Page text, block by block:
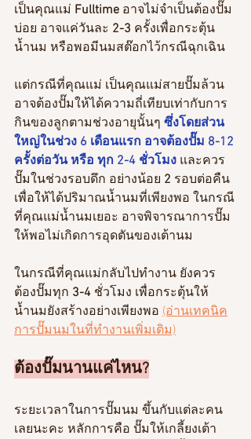
เป็นคุณแม่ Fulltime อาจไม่จำเป็นต้องปั๊ม
บ่อย อาจแค่วันละ 2-3 ครั้งเพื่อกระตุ้น
น้ำนม หรือพอมีนมสต๊อกไว้กรณีฉุกเฉิน
แต่กรณีที่คุณแม่ เป็นคุณแม่สายปั๊มล้วน
อาจต้องปั๊มให้ได้ความถี่เทียบเท่ากับการ
กินของลูกตามช่วงอายุนั้นๆ ซึ่งโดยส่วน
ใหญ่ในช่วง 6 เดือนแรก อาจต้องปั๊ม 8-12
ครั้งต่อวัน หรือ ทุก 2-4 ชั่วโมง และควร
ปั๊มในช่วงรอบดึก อย่างน้อย 2 รอบต่อคืน
เพื่อให้ได้ปริมาณน้ำนมที่เพียงพอ ในกรณี
ที่คุณแม่น้ำนมเยอะ อาจพิจารณาการปั๊ม
ให้พอไม่เกิดการอุดตันของเต้านม
ในกรณีที่คุณแม่กลับไปทำงาน ยังควร
ต้องปั๊มทุก 3-4 ชั่วโมง เพื่อกระตุ้นให้
น้ำนมยังสร้างอย่างเพียงพอ (อ่านเทคนิค
การปั๊มนมในที่ทำงานเพิ่มเติม)
ต้องปั๊มนานแค่ไหน?
ระยะเวลาในการปั๊มนม ขึ้นกับแต่ละคน
เลยนะคะ หลักการคือ ปั๊มให้เกลี้ยงเต้า